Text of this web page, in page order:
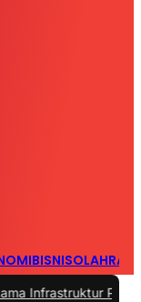
BISNIS
Pengisian